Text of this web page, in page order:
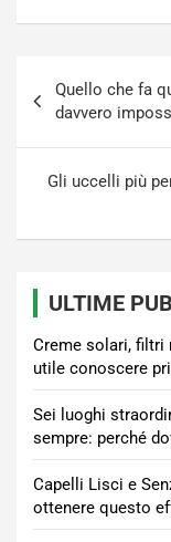
articoli
Quello che fa
davvero
Gli uccelli più
ULTIME
Creme solari, filtri
utile conoscere
Sei luoghi
sempre: perché
Capelli Lisci e
ottenere questo